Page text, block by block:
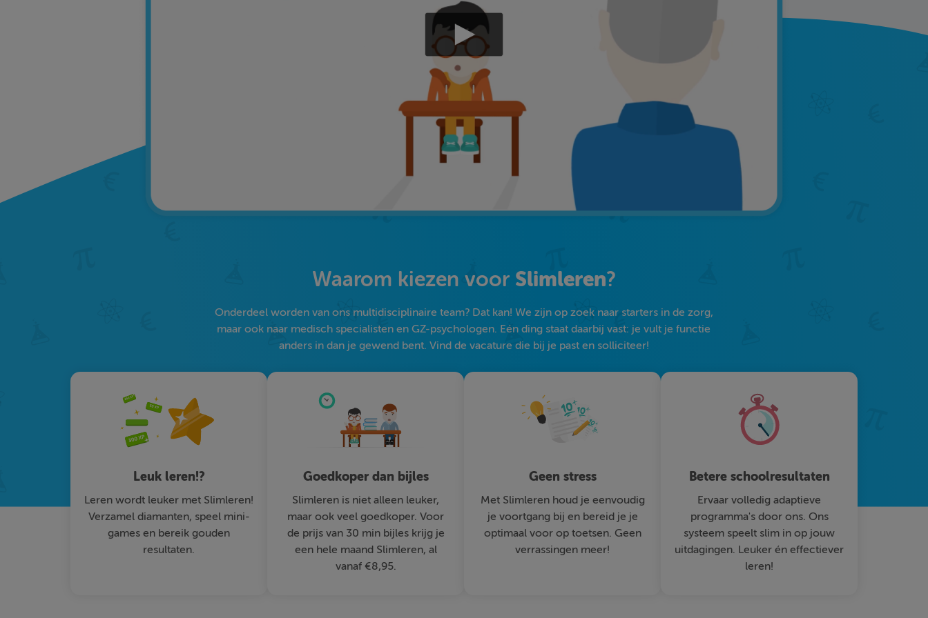
Waarom kiezen voor Slimleren?
Onderdeel worden van ons multidisciplinaire team? Dat kan! We zijn op zoek naar starters in de zorg,
maar ook naar medisch specialisten en GZ-psychologen. Eén ding staat daarbij vast: je vult je functie
anders in dan je gewend bent. Vind de vacature die bij je past en solliciteer!
Leuk leren!?
Leren wordt leuker met Slimleren!
Verzamel diamanten, speel mini-
games en bereik gouden
resultaten.
Goedkoper dan bijles
Slimleren is niet alleen leuker,
maar ook veel goedkoper. Voor
de prijs van 30 min bijles krijg je
een hele maand Slimleren, al
vanaf €8,95.
Geen stress
Met Slimleren houd je eenvoudig
je voortgang bij en bereid je je
optimaal voor op toetsen. Geen
verrassingen meer!
Betere schoolresultaten
Ervaar volledig adaptieve
programma's door ons. Ons
systeem speelt slim in op jouw
uitdagingen. Leuker én effectiever
leren!